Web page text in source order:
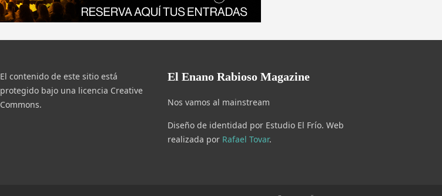
El contenido de este sitio está
protegido bajo una licencia Creative
Commons.
El Enano Rabioso Magazine
Nos vamos al mainstream
Diseño de identidad por Estudio El Frío. Web
realizada por Rafael Tovar.